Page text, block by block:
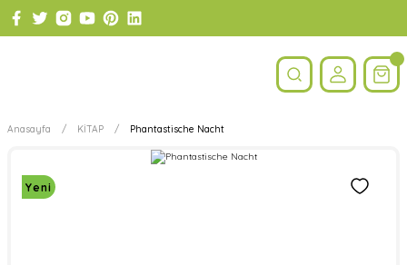
Anasayfa KİTAP Phantastische Nacht
Yeni